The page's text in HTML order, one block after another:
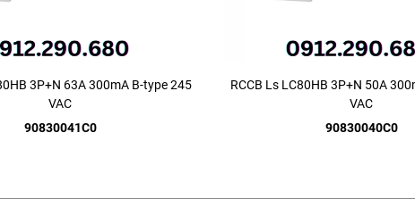
3P+N 63A 300mA B-type 245
VAC
90830041C0
RCCB Ls LC80HB 3P+N 50A
VAC
90830040C0